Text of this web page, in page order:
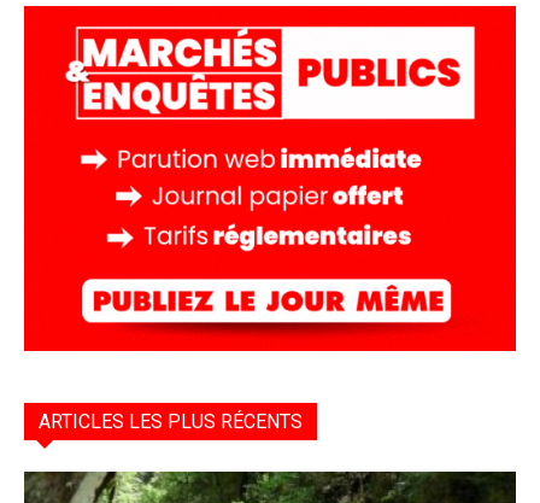
ARTICLES LES PLUS RÉCENTS